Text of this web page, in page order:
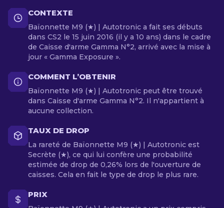
CONTEXTE
Baïonnette M9 (★) | Autotronic a fait ses débuts
dans CS2 le 15 juin 2016 (il y a 10 ans) dans le cadre
de Caisse d'arme Gamma N°2, arrivé avec la mise à
jour « Gamma Exposure ».
COMMENT L’OBTENIR
Baïonnette M9 (★) | Autotronic peut être trouvé
dans Caisse d'arme Gamma N°2. Il n'appartient à
aucune collection.
TAUX DE DROP
La rareté de Baïonnette M9 (★) | Autotronic est
Secrète (★), ce qui lui confère une probabilité
estimée de drop de 0,26% lors de l'ouverture de
caisses. Cela en fait le type de drop le plus rare.
PRIX